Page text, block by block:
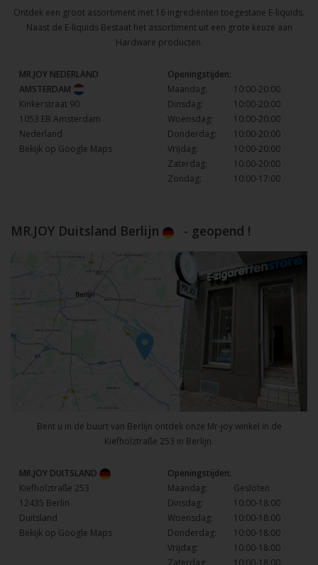
Ontdek een groot assortiment met 16 ingrediënten toegestane E-liquids.
Naast de E-liquids Bestaat het assortiment uit een grote keuze aan
Hardware producten.
MR.JOY NEDERLAND
AMSTERDAM
Kinkerstraat 90
1053 EB Amsterdam
Nederland
Bekijk op Google Maps
Openingstijden:
Maandag:
10:00-20:00
Dinsdag:
10:00-20:00
Woensdag:
10:00-20:00
Donderdag:
10:00-20:00
Vrijdag:
10:00-20:00
Zaterdag:
10:00-20:00
Zondag:
10:00-17:00
MR.JOY Duitsland Berlijn - geopend !
Bent u in de buurt van Berlijn ontdek onze Mr-joy winkel in de
Kiefholztraße 253 in Berlijn.
MR.JOY DUITSLAND
Kiefholztraße 253
12435 Berlin
Duitsland
Bekijk op Google Maps
Openingstijden:
Maandag:
Gesloten
Dinsdag:
10:00-18:00
Woensdag:
10:00-18:00
Donderdag:
10:00-18:00
Vrijdag:
10:00-18:00
Zaterdag:
10:00-18:00